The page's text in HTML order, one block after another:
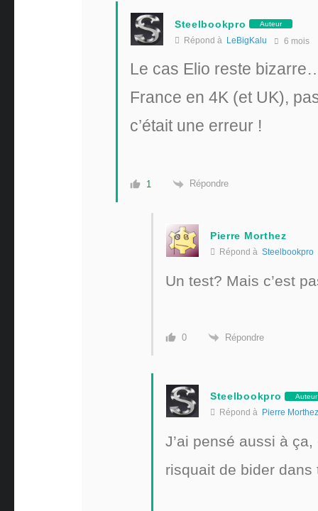
Steelbookpro Auteur
Répond à LeBigKalu 6 mois
Le cas Elio reste
France en 4K (et UK),
c’était une erreur !
1 Répondre
Pierre Morthez
Répond à Steelbookpro
Un test? Mais c’est
0 Répondre
Steelbookpro Auteur
Répond à Pierre Morthez
J’ai pensé aussi à
risquait de bider dans